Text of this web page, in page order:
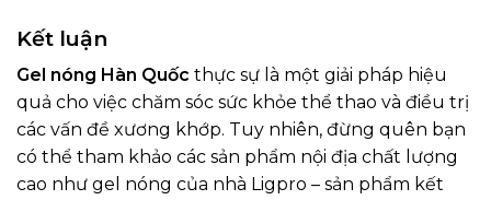
Kết luận
Gel nóng Hàn Quốc thực sự là một giải pháp hiệu
quả cho việc chăm sóc sức khỏe thể thao và điều trị
các vấn đề xương khớp. Tuy nhiên, đừng quên bạn
có thể tham khảo các sản phẩm nội địa chất lượng
cao như gel nóng của nhà Ligpro – sản phẩm kết